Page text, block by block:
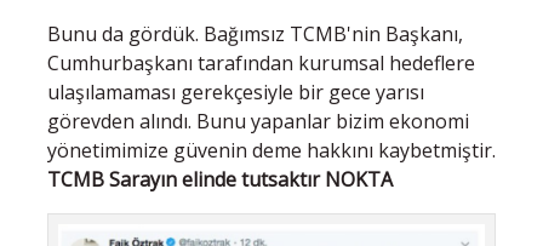
Bunu da gördük. Bağımsız TCMB'nin Başkanı,
Cumhurbaşkanı tarafından kurumsal hedeflere
ulaşılamaması gerekçesiyle bir gece yarısı
görevden alındı. Bunu yapanlar bizim ekonomi
yönetimimize güvenin deme hakkını kaybetmiştir.
TCMB Sarayın elinde tutsaktır NOKTA